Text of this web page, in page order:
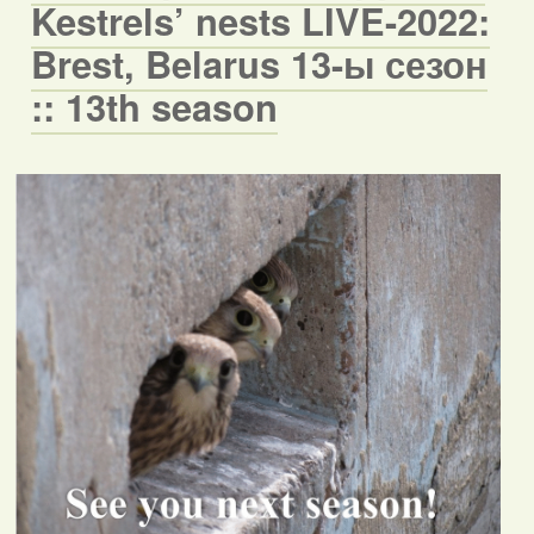
Kestrels’ nests LIVE-2022:
Brest, Belarus 13-ы сезон
:: 13th season